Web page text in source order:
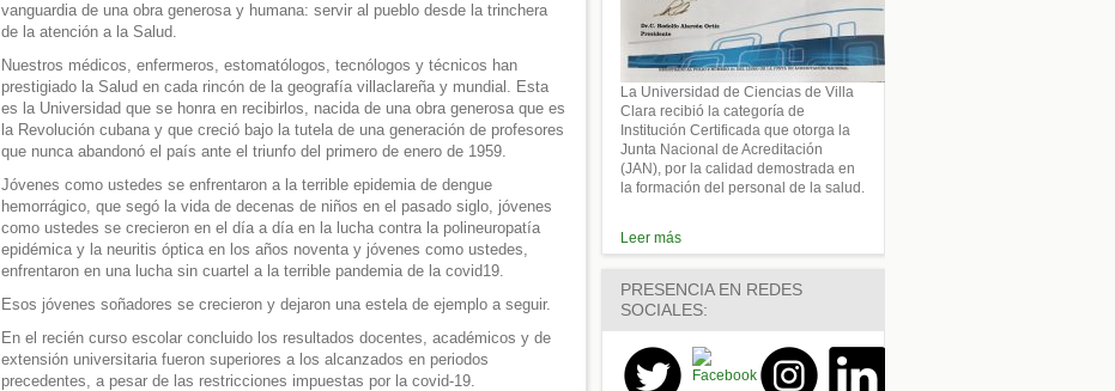
vanguardia de una obra generosa y humana: servir al pueblo desde la trinchera
de la atención a la Salud.
Nuestros médicos, enfermeros, estomatólogos, tecnólogos y técnicos han
prestigiado la Salud en cada rincón de la geografía villaclareña y mundial. Esta
es la Universidad que se honra en recibirlos, nacida de una obra generosa que es
la Revolución cubana y que creció bajo la tutela de una generación de profesores
que nunca abandonó el país ante el triunfo del primero de enero de 1959.
Jóvenes como ustedes se enfrentaron a la terrible epidemia de dengue
hemorrágico, que segó la vida de decenas de niños en el pasado siglo, jóvenes
como ustedes se crecieron en el día a día en la lucha contra la polineuropatía
epidémica y la neuritis óptica en los años noventa y jóvenes como ustedes,
enfrentaron en una lucha sin cuartel a la terrible pandemia de la covid19.
Esos jóvenes soñadores se crecieron y dejaron una estela de ejemplo a seguir.
En el recién curso escolar concluido los resultados docentes, académicos y de
extensión universitaria fueron superiores a los alcanzados en periodos
precedentes, a pesar de las restricciones impuestas por la covid-19.
La Universidad de Ciencias de Villa
Clara recibió la categoría de
Institución Certificada que otorga la
Junta Nacional de Acreditación
(JAN), por la calidad demostrada en
la formación del personal de la salud.
Leer más
PRESENCIA EN REDES
SOCIALES: